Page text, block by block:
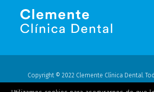
Copyright © 2022 Clemente Clínica Dental.
Reservados.